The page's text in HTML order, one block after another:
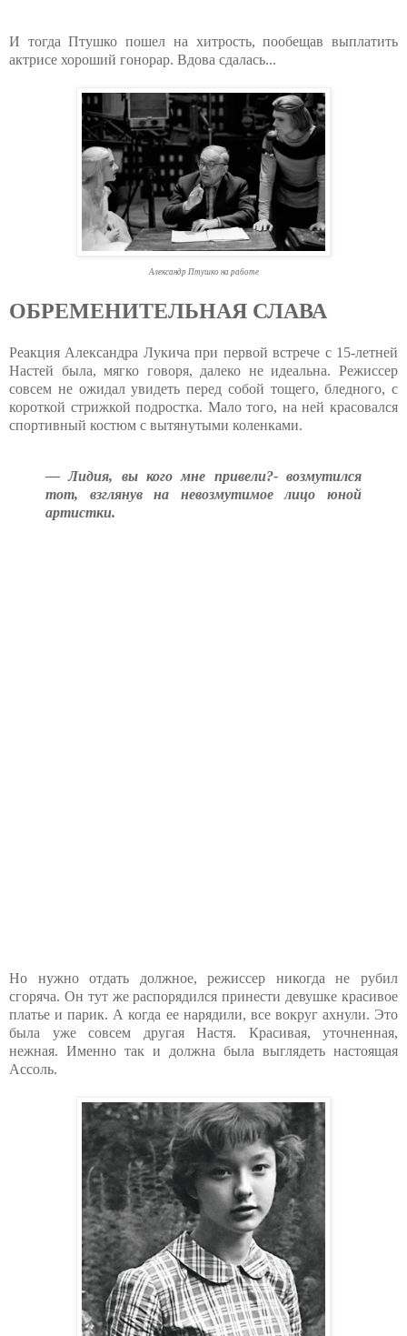
И тогда Птушко пошел на хитрость, пообещав выплатить
актрисе хороший гонорар. Вдова сдалась...
Александр Птушко на работе
ОБРЕМЕНИТЕЛЬНАЯ СЛАВА
Реакция Александра Лукича при первой встрече с 15-летней
Настей была, мягко говоря, далеко не идеальна. Режиссер
совсем не ожидал увидеть перед собой тощего, бледного, с
короткой стрижкой подростка. Мало того, на ней красовался
спортивный костюм с вытянутыми коленками.
— Лидия, вы кого мне привели?- возмутился
тот, взглянув на невозмутимое лицо юной
артистки.
Но нужно отдать должное, режиссер никогда не рубил
сгоряча. Он тут же распорядился принести девушке красивое
платье и парик. А когда ее нарядили, все вокруг ахнули. Это
была уже совсем другая Настя. Красивая, уточненная,
нежная. Именно так и должна была выглядеть настоящая
Ассоль.